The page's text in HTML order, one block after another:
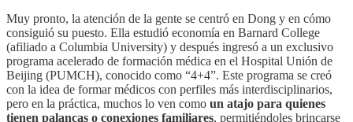
Muy pronto, la atención de la gente se centró en Dong y en cómo
consiguió su puesto. Ella estudió economía en Barnard College
(afiliado a Columbia University) y después ingresó a un exclusivo
programa acelerado de formación médica en el Hospital Unión de
Beijing (PUMCH), conocido como “4+4”. Este programa se creó
con la idea de formar médicos con perfiles más interdisciplinarios,
pero en la práctica, muchos lo ven como un atajo para quienes
tienen palancas o conexiones familiares, permitiéndoles brincarse